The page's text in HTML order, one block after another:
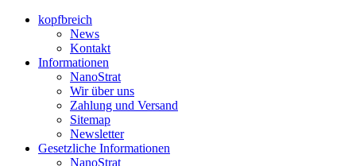
kopfbreich
News
Kontakt
Informationen
NanoStrat
Wir über uns
Zahlung und Versand
Sitemap
Newsletter
Gesetzliche Informationen
NanoStrat